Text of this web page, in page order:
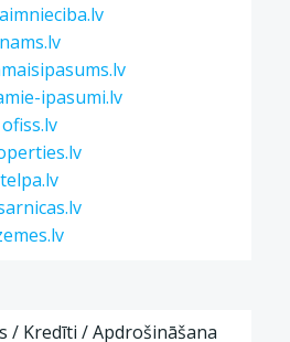
nams.lv
ipasumi.lv
ofiss.lv
telpa.lv
/ Kredīti / Apdrošināšana